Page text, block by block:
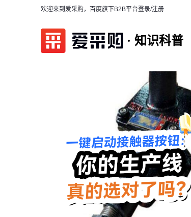
欢迎来到爱采购，百度旗下B2B平台登录/注册
知识科普